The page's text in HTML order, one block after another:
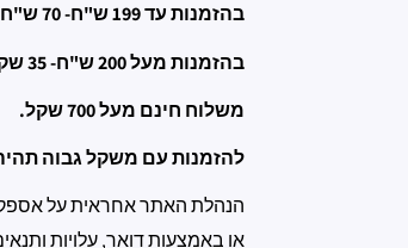
בהזמנות עד 199 ש"ח- 70 ש"ח.
בהזמנות מעל 200 ש"ח- 35 שקלים.
משלוח חינם מעל 700 שקל.
להזמנות עם משקל גבוה
הנהלת האתר אחראית על
או באמצעות דואר, עלויות